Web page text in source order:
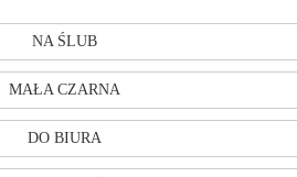
NA ŚLUB
MAŁA CZARNA
DO BIURA